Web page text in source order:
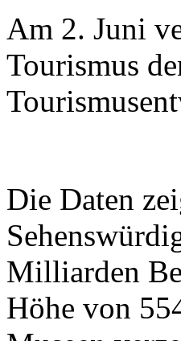
Am 2. Juni
Tourismus
Die Daten
Milliarden
Höhe von